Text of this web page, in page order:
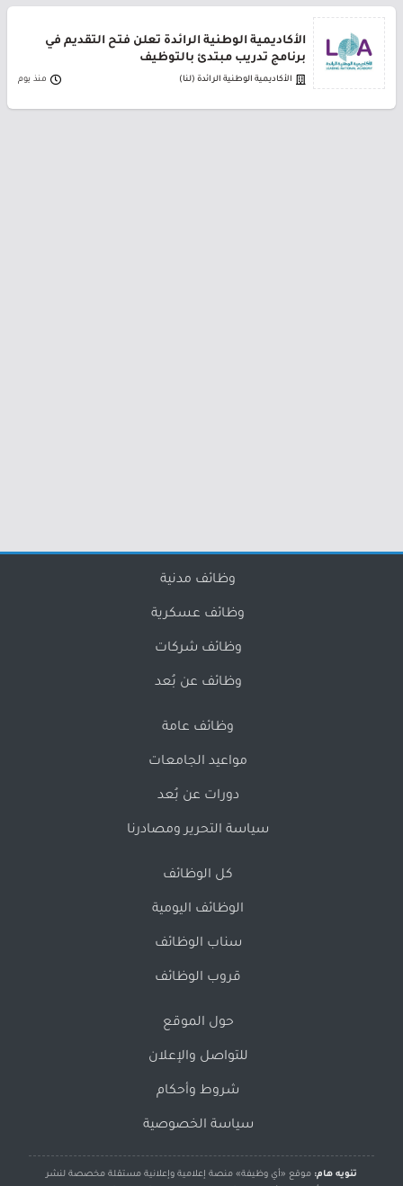
الأكاديمية الوطنية الرائدة تعلن فتح التقديم في
برنامج تدريب مبتدئ بالتوظيف
الأكاديمية الوطنية الرائدة (لنا) منذ يوم
وظائف مدنية
وظائف عسكرية
وظائف شركات
وظائف عن بُعد
وظائف عامة
مواعيد الجامعات
دورات عن بُعد
سياسة التحرير ومصادرنا
كل الوظائف
الوظائف اليومية
سناب الوظائف
قروب الوظائف
حول الموقع
للتواصل والإعلان
شروط وأحكام
سياسة الخصوصية
تنويه هام: موقع «أي وظيفة» منصة إعلامية وإعلانية مستقلة مخصصة لنشر